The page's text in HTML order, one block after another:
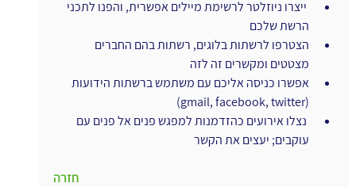
ייצרו ניוזלטר לרשימת מיילים אפשרית, והפנו לתכני
הרשת שלכם
הצטרפו לרשתות בלוגים, רשתות בהם החברים
מצטטים ומקשרים זה לזה
אפשרו כניסה אליכם עם משתמש ברשתות הידועות
(gmail, facebook, twitter)
נצלו אירועים כהזדמנות למפגש פנים אל פנים עם
עוקבים; יעצים את הקשר
חזרה